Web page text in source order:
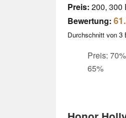
Preis: 200, 300
Bewertung:
Durchschnitt von 3
Preis:
65%